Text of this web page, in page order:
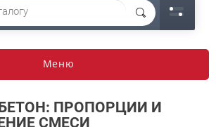
Меню
ПРОПОРЦИИ И
СМЕСИ